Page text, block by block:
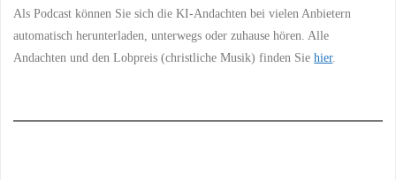
Als Podcast können Sie sich die KI-Andachten bei vielen Anbietern
automatisch herunterladen, unterwegs oder zuhause hören. Alle
Andachten und den Lobpreis (christliche Musik) finden Siehier.